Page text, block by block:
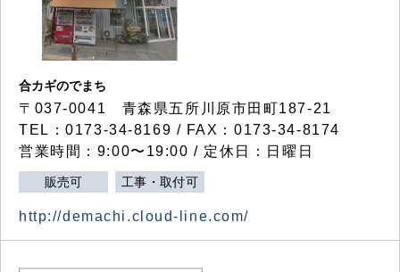
合カギのでまち
〒037-0041 青森県五所川原市田町187-21
TEL：0173-34-8169 / FAX：0173-34-8174
営業時間：9:00〜19:00 / 定休日：日曜日
販売可 工事・取付可
http://demachi.cloud-line.com/